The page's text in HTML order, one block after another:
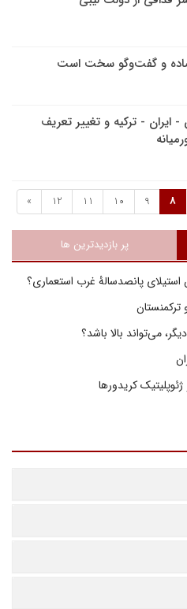
و گفت‌وگو سخت است
- ترکيه و تغيير تعريف
8
9
10
11
12
»
پر بازدیدترین ها
پانصدسالۀ غرب استعماری؟
ترکمنستان
می‌تواند بالا باشد؟
کریدورها